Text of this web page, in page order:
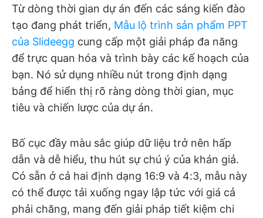
Từ dòng thời gian dự án đến các sáng kiến đào
tạo đang phát triển, Mẫu lộ trình sản phẩm PPT
của Slideegg cung cấp một giải pháp đa năng
để trực quan hóa và trình bày các kế hoạch của
bạn. Nó sử dụng nhiều nút trong định dạng
bảng để hiển thị rõ ràng dòng thời gian, mục
tiêu và chiến lược của dự án.
Bố cục đầy màu sắc giúp dữ liệu trở nên hấp
dẫn và dễ hiểu, thu hút sự chú ý của khán giả.
Có sẵn ở cả hai định dạng 16:9 và 4:3, mẫu này
có thể được tải xuống ngay lập tức với giá cả
phải chăng, mang đến giải pháp tiết kiệm chi